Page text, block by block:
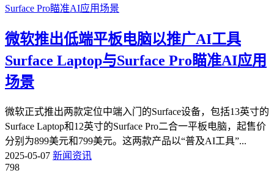
微软推出低端平板电脑以推广AI工具
Surface Laptop与Surface Pro瞄准AI应用
场景
微软正式推出两款定位中端入门的Surface设备，包括13英寸的
Surface Laptop和12英寸的Surface Pro二合一平板电脑，起售价
分别为899美元和799美元。这两款产品以“普及AI工具”...
2025-05-07 新闻资讯
798